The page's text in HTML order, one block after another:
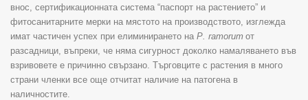
внос, сертификационната система “паспорт на растението” и
фитосанитарните мерки на мястото на производството, изглежда
имат частичен успех при елиминирането на P ramorum от
разсадници, въпреки, че няма сигурност доколко намаляването във
взривовете е причинно свързано. Търговците с растения в много
страни членки все още отчитат наличие на патогена в
наличностите.